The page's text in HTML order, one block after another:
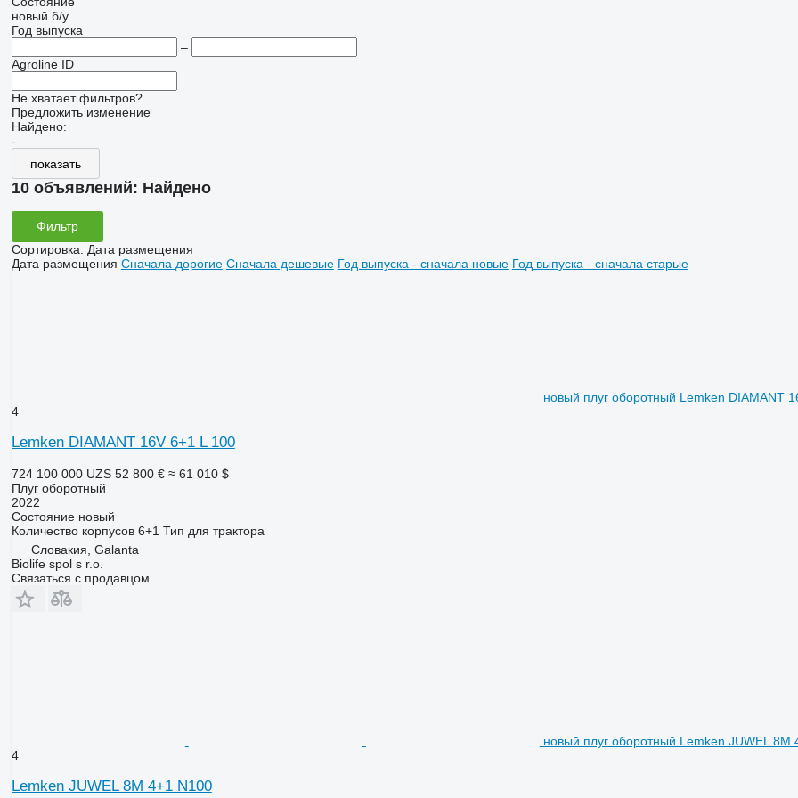
новый б/у
Год выпуска
–
Agroline ID
Не хватает фильтров?
Предложить изменение
Найдено:
-
показать
10 объявлений: Найдено
Фильтр
Сортировка: Дата размещения
Дата размещения Сначала дорогие Сначала дешевые Год выпуска - сначала новые Год выпуска - сначала старые
новый плуг оборотный Lemken DIAMANT
4
Lemken DIAMANT 16V 6+1 L 100
724 100 000 UZS 52 800 € ≈ 61 010 $
Плуг оборотный
2022
Состояниеновый
Количество корпусов 6+1 Тип для трактора
Словакия, Galanta
Biolife spol s r.o.
Связаться с продавцом
новый плуг оборотный Lemken JUWEL 8M
4
Lemken JUWEL 8M 4+1 N100